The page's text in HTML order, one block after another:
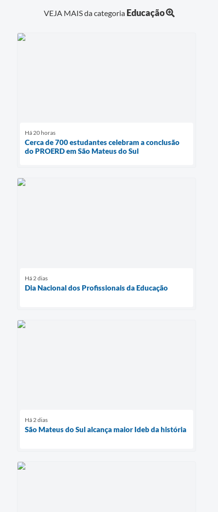
VEJA MAIS da categoria Educação
Há 20 horas
Cerca de 700 estudantes celebram a conclusão
do PROERD em São Mateus do Sul
Há 2 dias
Dia Nacional dos Profissionais da Educação
Há 2 dias
São Mateus do Sul alcança maior Ideb da história